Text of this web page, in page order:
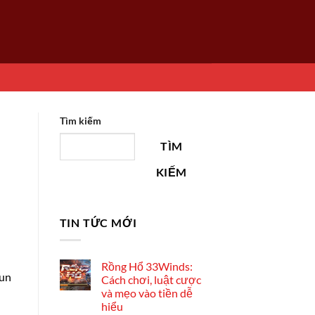
Tìm kiếm
TÌM
KIẾM
TIN TỨC MỚI
Rồng Hổ 33Winds:
Cách chơi, luật cược
và mẹo vào tiền dễ
hiểu